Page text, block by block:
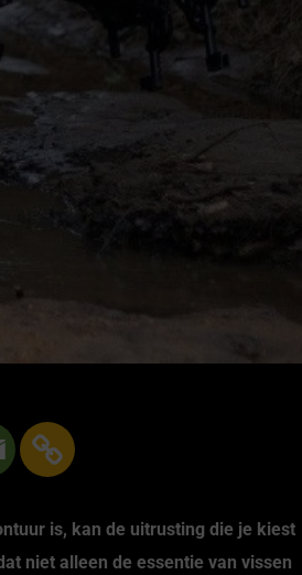
is, kan de uitrusting die je kiest
niet alleen de essentie van vissen
Hoodie ‘Barcode’ zwart